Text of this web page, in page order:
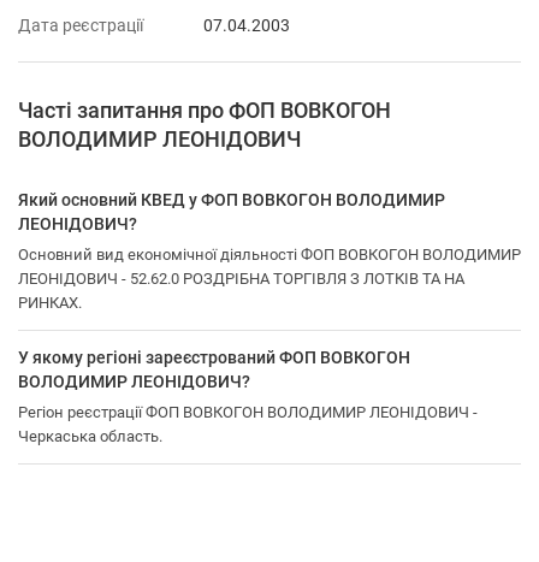
Дата реєстрації
07.04.2003
Часті запитання про ФОП ВОВКОГОН
ВОЛОДИМИР ЛЕОНІДОВИЧ
Який основний КВЕД у ФОП ВОВКОГОН ВОЛОДИМИР
ЛЕОНІДОВИЧ?
Основний вид економічної діяльності ФОП ВОВКОГОН ВОЛОДИМИР
ЛЕОНІДОВИЧ - 52.62.0 РОЗДРІБНА ТОРГІВЛЯ З ЛОТКІВ ТА НА
РИНКАХ.
У якому регіоні зареєстрований ФОП ВОВКОГОН
ВОЛОДИМИР ЛЕОНІДОВИЧ?
Регіон реєстрації ФОП ВОВКОГОН ВОЛОДИМИР ЛЕОНІДОВИЧ -
Черкаська область.